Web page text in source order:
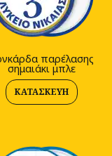
παρέλασης
σημαιάκι μπλε
ΚΑΤΑΣΚΕΥΉ